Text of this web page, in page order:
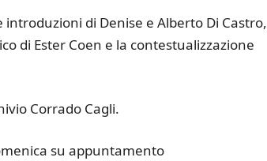
di Denise e Alberto Di Castro,
di Ester Coen e la contestualizzazione
Corrado Cagli.
su appuntamento